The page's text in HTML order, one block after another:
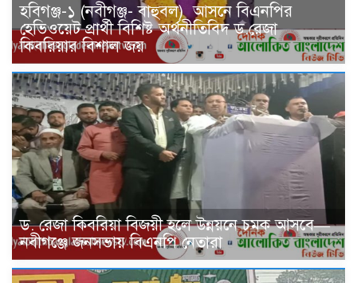
হবিগঞ্জ-১ (নবীগঞ্জ- বাহুবল) আসনে বিএনপির
হেভিওয়েট প্রার্থী বিশিষ্ট অর্থনীতিবিদ ড.রেজা
কিবরিয়ার বিশাল জয়
ড. রেজা কিবরিয়া বিজয়ী হলে উন্নয়নে চমক আসবে—
নবীগঞ্জে জনসভায় বিএনপি নেতারা